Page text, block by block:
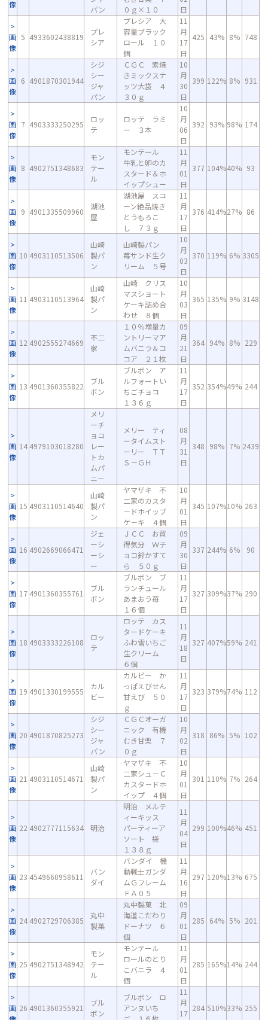
像
パン
０ｇ×１０
日
画
像
5 4933602438819
プレ
シア
プレシア 大
容量ブラック
ロール １０
個
11
月
17
日
425 43% 8% 748
画
像
6 4901870301944
シジ
シー
ジャ
パン
ＣＧＣ 素焼
きミックスナ
ッツ大袋 ４
３０ｇ
10
月
30
日
399 122% 8% 931
画
像
7 4903333250295
ロッ
テ
ロッテ ラミ
ー ３本
10
月
06
日
392 93% 98% 174
画
像
8 4902751348683
モン
テー
ル
モンテール
牛乳と卵のカ
スタード＆ホ
イップシュー
11
月
01
日
377 104%40% 93
画
像
9 4901335509960
湖池
屋
湖池屋 スコ
ーン絶品焼き
とうもろこ
し ７３ｇ
11
月
17
日
376 414%27% 86
画
像
10 4903110513506
山崎
製パ
ン
山崎製パン
苺サンド生ク
リーム ５号
10
月
03
日
370 119% 6% 3305
画
像
11 4903110513964
山崎
製パ
ン
山崎 クリス
マスショート
ケーキ詰め合
わせ ８個
10
月
03
日
365 135% 9% 3148
画
像
12 4902555274669
不二
家
１０％増量カ
ントリーマア
ムバニラ＆コ
コア ２１枚
09
月
21
日
364 94% 8% 229
画
像
13 4901360355822
ブル
ボン
ブルボン ア
ルフォートい
ちごチョコ
１３６ｇ
11
月
17
日
352 354%49% 244
画
像
14 4979103018280
メリ
ーチ
ョコ
レー
トカ
ムパ
ニー
メリー ティ
ータイムスト
ーリー ＴＴ
Ｓ－ＧＨ
08
月
31
日
348 98% 7% 2439
画
像
15 4903110514640
山崎
製パ
ン
ヤマザキ 不
二家のカスタ
－ドホイップ
ケ－キ ４個
10
月
01
日
345 107%10% 263
画
像
16 4902669066471
ジェ
ーシ
ーシ
ー
ＪＣＣ お買
得気分 Ｗチ
ョコ鈴かすて
ら ５０ｇ
09
月
30
日
337 244% 6% 90
画
像
17 4901360355761
ブル
ボン
ブルボン ブ
ランチュール
あまおう苺
１６個
11
月
17
日
327 309%37% 290
画
像
18 4903333226108
ロッ
テ
ロッテ カス
タードケーキ
ふわ雪いちご
生クリーム
６個
11
月
18
日
327 407%59% 241
画
像
19 4901330199555
カル
ビー
カルビー か
っぱえびせん
甘えび ５０
ｇ
11
月
17
日
323 379%74% 112
画
像
20 4901870825273
シジ
シー
ジャ
パン
ＣＧＣオーガ
ニック 有機
むき甘栗 ７
０ｇ
10
月
02
日
318 86% 5% 102
画
像
21 4903110514671
山崎
製パ
ン
ヤマザキ 不
二家シュ－Ｃ
カスタ－ドホ
イップ ４個
10
月
01
日
301 110% 7% 264
画
像
22 4902777115634 明治
明治 メルテ
ィーキッス
パーティーア
ソート 袋
１３８ｇ
11
月
04
日
299 100%46% 451
画
像
23 4549660958611
バン
ダイ
バンダイ 機
動戦士ガンダ
ムＧフレーム
ＦＡ０５
11
月
16
日
297 120%13% 675
画
像
24 4902729706385
丸中
製菓
丸中製菓 北
海道こだわり
ドーナツ ６
個
09
月
01
日
285 64% 5% 201
画
像
25 4902751348942
モン
テー
ル
モンテール
ロールのとり
こバニラ ４
個
11
月
01
日
285 165%14% 244
画 26 4901360355921
ブル
ボン
ブルボン ロ
アンヌいち
11
月
17
284 510%33% 255